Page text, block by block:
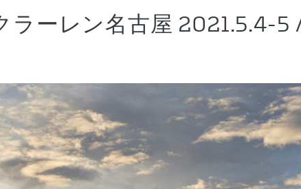
ラーレン名古屋 2021.5.4-5